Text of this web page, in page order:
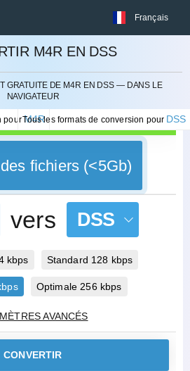
Français
M4R EN DSS
GRATUITE DE M4R EN DSS — DANS LE
NAVIGATEUR
pourM4R
Tous les formats de conversion pour DSS
fichiers (<5Gb)
vers DSS
kbps Standard 128 kbps
Optimale 256 kbps
AVANCÉS
CONVERTIR